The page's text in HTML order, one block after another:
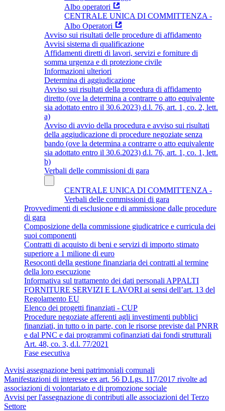
Albo operatori
CENTRALE UNICA DI COMMITTENZA -
Albo Operatori
Avviso sui risultati delle procedure di affidamento
Avvisi sistema di qualificazione
Affidamenti diretti di lavori, servizi e forniture di
somma urgenza e di protezione civile
Informazioni ulteriori
Determina di aggiudicazione
Avviso sui risultati della procedura di affidamento
diretto (ove la determina a contrarre o atto equivalente
sia adottato entro il 30.6.2023) d.l. 76, art. 1, co. 2, lett.
a)
Avviso di avvio della procedura e avviso sui risultati
della aggiudicazione di procedure negoziate senza
bando (ove la determina a contrarre o atto equivalente
sia adottato entro il 30.6.2023) d.l. 76, art. 1, co. 1, lett.
b)
Verbali delle commissioni di gara
CENTRALE UNICA DI COMMITTENZA -
Verbali delle commissioni di gara
Provvedimenti di esclusione e di ammissione dalle procedure
di gara
Composizione della commissione giudicatrice e curricula dei
suoi componenti
Contratti di acquisto di beni e servizi di importo stimato
superiore a 1 milione di euro
Resoconti della gestione finanziaria dei contratti al termine
della loro esecuzione
Informativa sul trattamento dei dati personali APPALTI
FORNITURE SERVIZI E LAVORI ai sensi dell’art. 13 del
Regolamento EU
Elenco dei progetti finanziati - CUP
Procedure negoziate afferenti agli investimenti pubblici
finanziati, in tutto o in parte, con le risorse previste dal PNRR
e dal PNC e dai programmi cofinanziati dai fondi strutturali
Art. 48, co. 3, d.l. 77/2021
Fase esecutiva
Avvisi assegnazione beni patrimoniali comunali
Manifestazioni di interesse ex art. 56 D.Lgs. 117/2017 rivolte ad
associazioni di volontariato e di promozione sociale
Avvisi per l'assegnazione di contributi alle associazioni del Terzo
Settore